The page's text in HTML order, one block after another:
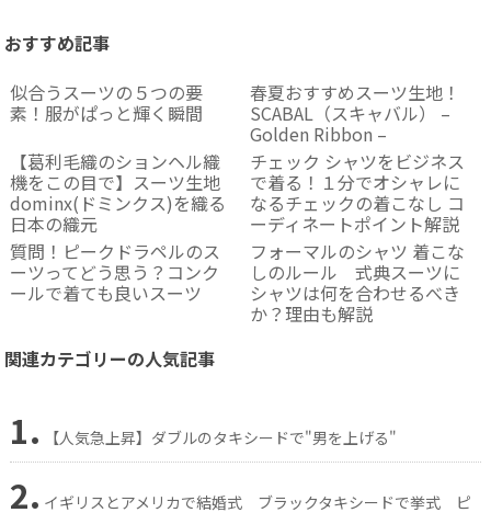
おすすめ記事
似合うスーツの５つの要
素！服がぱっと輝く瞬間
春夏おすすめスーツ生地！
SCABAL（スキャバル） –
Golden Ribbon –
【葛利毛織のションヘル織
機をこの目で】スーツ生地
dominx(ドミンクス)を織る
日本の織元
チェック シャツをビジネス
で着る！１分でオシャレに
なるチェックの着こなし コ
ーディネートポイント解説
質問！ピークドラペルのス
ーツってどう思う？コンク
ールで着ても良いスーツ
フォーマルのシャツ 着こな
しのルール 式典スーツに
シャツは何を合わせるべき
か？理由も解説
関連カテゴリーの人気記事
1. 【人気急上昇】ダブルのタキシードで"男を上げる"
2. イギリスとアメリカで結婚式 ブラックタキシードで挙式 ピ